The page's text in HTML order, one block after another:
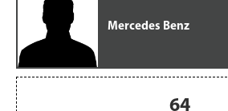
Mercedes Benz
64